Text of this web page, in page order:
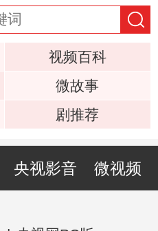
视频百科
微故事
剧推荐
央视影音 微视频